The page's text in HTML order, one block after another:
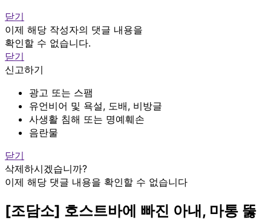
닫기
이제 해당 작성자의 댓글 내용을
확인할 수 없습니다.
닫기
신고하기
광고 또는 스팸
유언비어 및 욕설, 도배, 비방글
사생활 침해 또는 명예훼손
음란물
닫기
삭제하시겠습니까?
이제 해당 댓글 내용을 확인할 수 없습니다
[조담소] 호스트바에 빠진 아내, 마통 뚫